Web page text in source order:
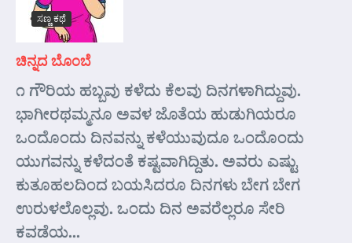
ಸಣ್ಣ ಕಥೆ
ಚಿನ್ನದ ಬೊಂಬೆ
೧ ಗೌರಿಯ ಹಬ್ಬವು ಕಳೆದು ಕೆಲವು ದಿನಗಳಾಗಿದ್ದುವು.
ಭಾಗೀರಥಮ್ಮನೂ ಅವಳ ಜೊತೆಯ ಹುಡುಗಿಯರೂ
ಒಂದೊಂದು ದಿನವನ್ನು ಕಳೆಯುವುದೂ ಒಂದೊಂದು
ಯುಗವನ್ನು ಕಳೆದಂತೆ ಕಷ್ಟವಾಗಿದ್ದಿತು. ಅವರು ಎಷ್ಟು
ಕುತೂಹಲದಿಂದ ಬಯಸಿದರೂ ದಿನಗಳು ಬೇಗ ಬೇಗ
ಉರುಳಲೊಲ್ಲವು. ಒಂದು ದಿನ ಅವರೆಲ್ಲರೂ ಸೇರಿ
ಕವಡೆಯ...